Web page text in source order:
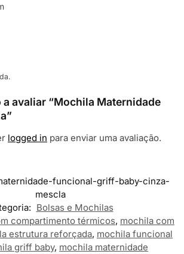
a avaliar “Mochila Maternidade
logged in para enviar uma avaliação.
funcional-griff-baby-cinza-
mescla
Bolsas e Mochilas
compartimento térmicos, mochila com
estrutura reforçada, mochila funcional
griff baby, mochila maternidade